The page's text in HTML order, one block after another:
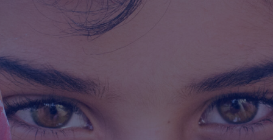
certificaciones internacionales en el idioma inglés. El
bienestar emocional de nuestra comunidad es de vital
importancia por ello contamos con un DECE activo y
atender las necesidades particulares de nuestros
estudiantes mediante tutorías como herramienta para
lograr aprendizajes significativos. Reiteramos nuestro
compromiso de brindar una educación de excelencia.